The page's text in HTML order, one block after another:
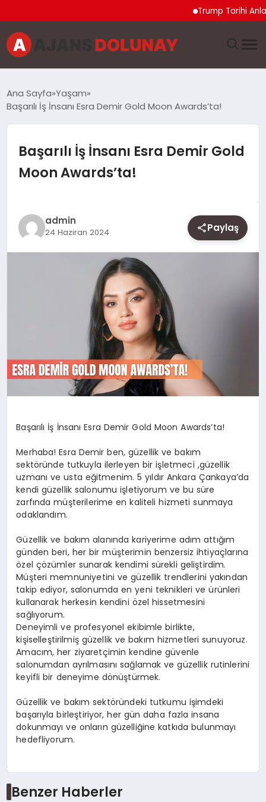
Trump Tarihi
EĞITIM
EKONOMI
GENEL
MAGAZIN
YAŞAM
Ana Sayfa Yaşam
Başarılı İş İnsanı Esra Demir Gold Moon Awards’ta!
Başarılı İş İnsanı Esra Demir Gold
Moon Awards’ta!
admin
24 Haziran 2024 Paylaş
Başarılı İş İnsanı Esra Demir Gold Moon Awards’ta!
Merhaba! Esra Demir ben, güzellik ve bakım
sektöründe tutkuyla ilerleyen bir işletmeci ,güzellik
uzmanı ve usta eğitmenim. 5 yıldır Ankara Çankaya’da
kendi güzellik salonumu işletiyorum ve bu süre
zarfında müşterilerime en kaliteli hizmeti sunmaya
odaklandım.
Güzellik ve bakım alanında kariyerime adım attığım
günden beri, her bir müşterimin benzersiz ihtiyaçlarına
özel çözümler sunarak kendimi sürekli geliştirdim.
Müşteri memnuniyetini ve güzellik trendlerini yakından
takip ediyor, salonumda en yeni teknikleri ve ürünleri
kullanarak herkesin kendini özel hissetmesini
sağlıyorum.
Deneyimli ve profesyonel ekibimle birlikte,
kişiselleştirilmiş güzellik ve bakım hizmetleri sunuyoruz.
Amacım, her ziyaretçimin kendine güvenle
salonumdan ayrılmasını sağlamak ve güzellik rutinlerini
keyifli bir deneyime dönüştürmek.
Güzellik ve bakım sektöründeki tutkumu işimdeki
başarıyla birleştiriyor, her gün daha fazla insana
dokunmayı ve onların güzelliğine katkıda bulunmayı
hedefliyorum.
Benzer Haberler